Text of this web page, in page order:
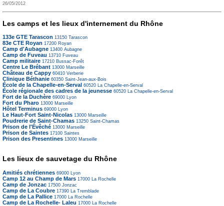
26/05/2012
Les camps et les lieux d'internement du Rhône
133e GTE Tarascon 13150 Tarascon
83e CTE Royan 17200 Royan
Camp d'Aubagne 13400 Aubagne
Camp de Fuveau 13710 Fuveau
Camp militaire 17210 Bussac-Forêt
Centre Le Brébant 13000 Marseille
Château de Cappy 60410 Verberie
Clinique Béthanie 60350 Saint-Jean-aux-Bois
École de la Chapelle-en-Serval 60520 La Chapelle-en-Serval
École régionale des cadres de la jeunesse 60520 La Chapelle-en-Serval
Fort de la Duchère 69000 Lyon
Fort du Pharo 13000 Marseille
Hôtel Terminus 69000 Lyon
Le Haut-Fort Saint-Nicolas 13000 Marseille
Poudrerie de Saint-Chamas 13250 Saint-Chamas
Prison de l'Évêché 13000 Marseille
Prison de Saintes 17100 Saintes
Prison des Presentines 13000 Marseille
Les lieux de sauvetage du Rhône
Amitiés chrétiennes 69000 Lyon
Camp 12 au Champ de Mars 17000 La Rochelle
Camp de Jonzac 17500 Jonzac
Camp de La Coubre 17390 La Tremblade
Camp de La Pallice 17000 La Rochelle
Camp de La Rochelle- Laleu 17000 La Rochelle